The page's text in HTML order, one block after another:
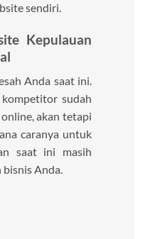
sendiri.
Kepulauan
Anda saat ini.
sudah
akan tetapi
caranya untuk
saat ini masih
bisnis Anda.